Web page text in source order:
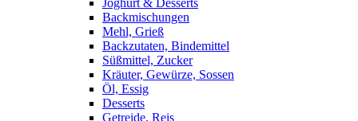
Joghurt & Desserts
Backmischungen
Mehl, Grieß
Backzutaten, Bindemittel
Süßmittel, Zucker
Kräuter, Gewürze, Sossen
Öl, Essig
Desserts
Getreide, Reis